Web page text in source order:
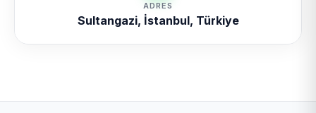
ADRES
Sultangazi, İstanbul, Türkiye